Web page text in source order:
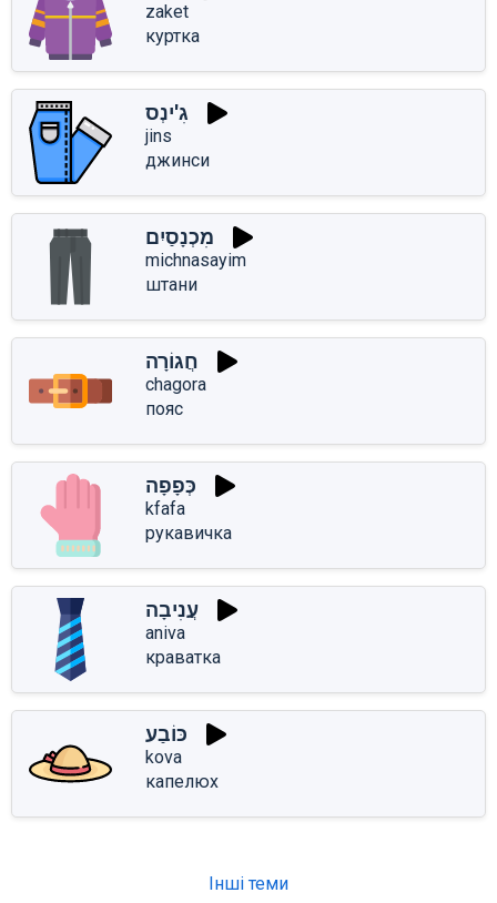
zaket
куртка
גִ'ינְס
jins
джинси
מִכְנָסַיִם
michnasayim
штани
חֲגוֹרָה
chagora
пояс
כְּפָפָה
kfafa
рукавичка
עֲנִיבָה
aniva
краватка
כּוֹבַע
kova
капелюх
Інші теми